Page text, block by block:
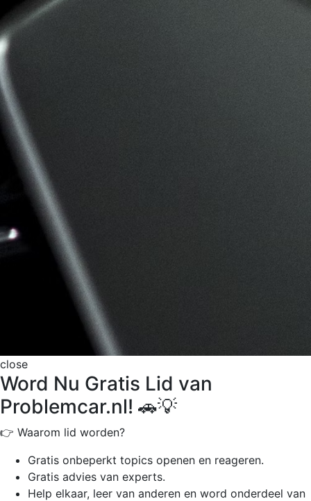
close
Word Nu Gratis Lid van
Problemcar.nl! 🚗💡
👉 Waarom lid worden?
Gratis onbeperkt topics openen en reageren.
Gratis advies van experts.
Help elkaar, leer van anderen en word onderdeel van